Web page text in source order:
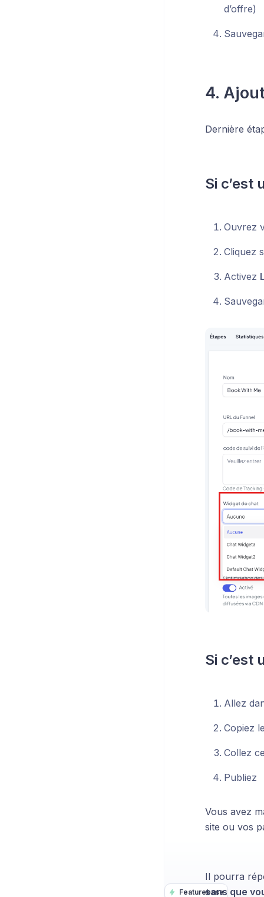
Featurebase
d’offre)
4.
Dernière
Si c’est
Ouvrez
Cliquez
Activez
Si c’est
Allez
Copiez
Collez
Publiez
Vous avez
site ou vos
Il pourra
sans que